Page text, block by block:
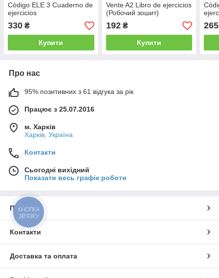
Código ELE 3 Cuaderno de
ejercicios
330 ₴
Купити
Vente A2 Libro de ejercicios
(Робочий зошит)
192₴
Купити
265
Про нас
95% позитивних з 61 відгука за рік
Працює з 25.07.2016
м. Харків
Харків, Україна
Контакти
Сьогодні вихідний
Показати весь графік роботи
Про нас
Контакти
Доставка та оплата
КНОПКА
ЗВ'ЯЗКУ